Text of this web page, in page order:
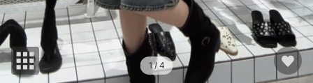
1/ 4